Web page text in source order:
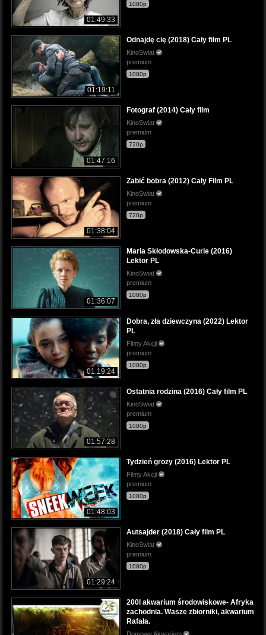
01:49:33
1080p
01:19:11
Odnajdę cię (2018) Cały film PL
KinoSwiat
premium
1080p
01:47:16
Fotograf (2014) Cały film
KinoSwiat
premium
720p
01:38:04
Zabić bobra (2012) Cały Film PL
KinoSwiat
premium
720p
01:36:07
Maria Skłodowska-Curie (2016)
Lektor PL
KinoSwiat
premium
1080p
01:19:24
Dobra, zła dziewczyna (2022) Lektor
PL
Filmy Akcji
premium
1080p
01:57:28
Ostatnia rodzina (2016) Cały film PL
KinoSwiat
premium
1080p
01:48:03
Tydzień grozy (2016) Lektor PL
Filmy Akcji
premium
1080p
01:29:24
Autsajder (2018) Cały film PL
KinoSwiat
premium
1080p
200l akwarium środowiskowe- Afryka
zachodnia. Wasze zbiorniki, akwarium
Rafała.